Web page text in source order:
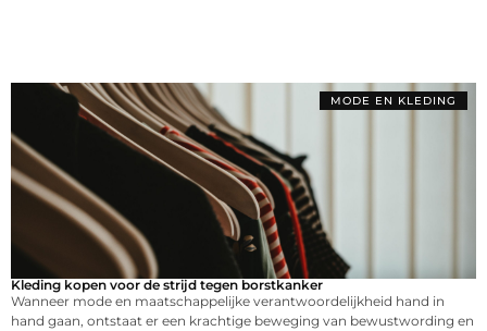
MODE EN KLEDING
Kleding kopen voor de strijd tegen borstkanker
Wanneer mode en maatschappelijke verantwoordelijkheid hand in
hand gaan, ontstaat er een krachtige beweging van bewustwording en